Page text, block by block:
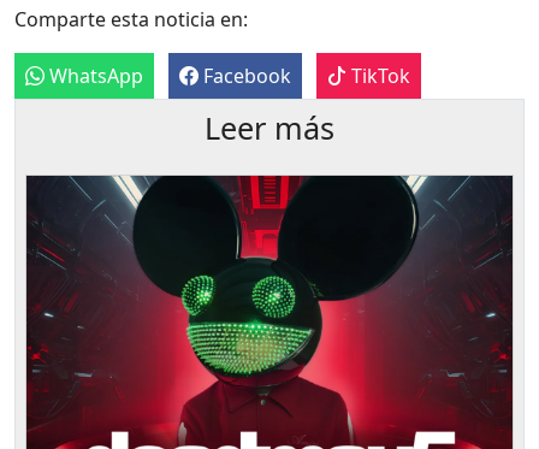
Comparte esta noticia en:
WhatsApp Facebook TikTok
Leer más